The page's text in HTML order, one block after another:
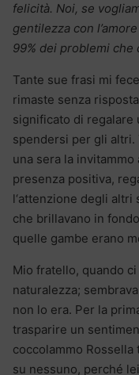
felicità. Noi, se
gentilezza con
99% dei problemi che
Tante sue frasi mi
rimaste senza
significato di regalare
spendersi per gli
una sera la invitammo
presenza positiva,
l‘attenzione degli
che brillavano in
quelle gambe erano
Mio fratello, quando
naturalezza;
non lo era. Per la
trasparire un
coccolammo Rossella
su nessuno, perché